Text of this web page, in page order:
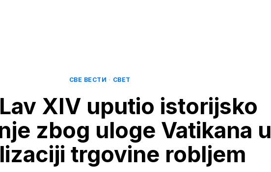
СВЕ ВЕСТИ · СВЕТ
XIV uputio istorijsko
zbog uloge Vatikana u
trgovine robljem